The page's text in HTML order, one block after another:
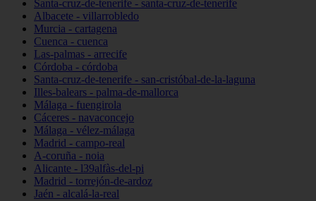
Santa-cruz-de-tenerife - santa-cruz-de-tenerife
Albacete - villarrobledo
Murcia - cartagena
Cuenca - cuenca
Las-palmas - arrecife
Córdoba - córdoba
Santa-cruz-de-tenerife - san-cristóbal-de-la-laguna
Illes-balears - palma-de-mallorca
Málaga - fuengirola
Cáceres - navaconcejo
Málaga - vélez-málaga
Madrid - campo-real
A-coruña - noia
Alicante - l39alfàs-del-pi
Madrid - torrejón-de-ardoz
Jaén - alcalá-la-real